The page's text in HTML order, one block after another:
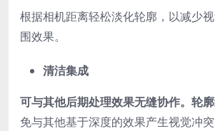
根据相机距离轻松淡化轮廓，以减少
围效果。
清洁集成
可与其他后期处理效果无缝协作。轮
免与其他基于深度的效果产生视觉冲突